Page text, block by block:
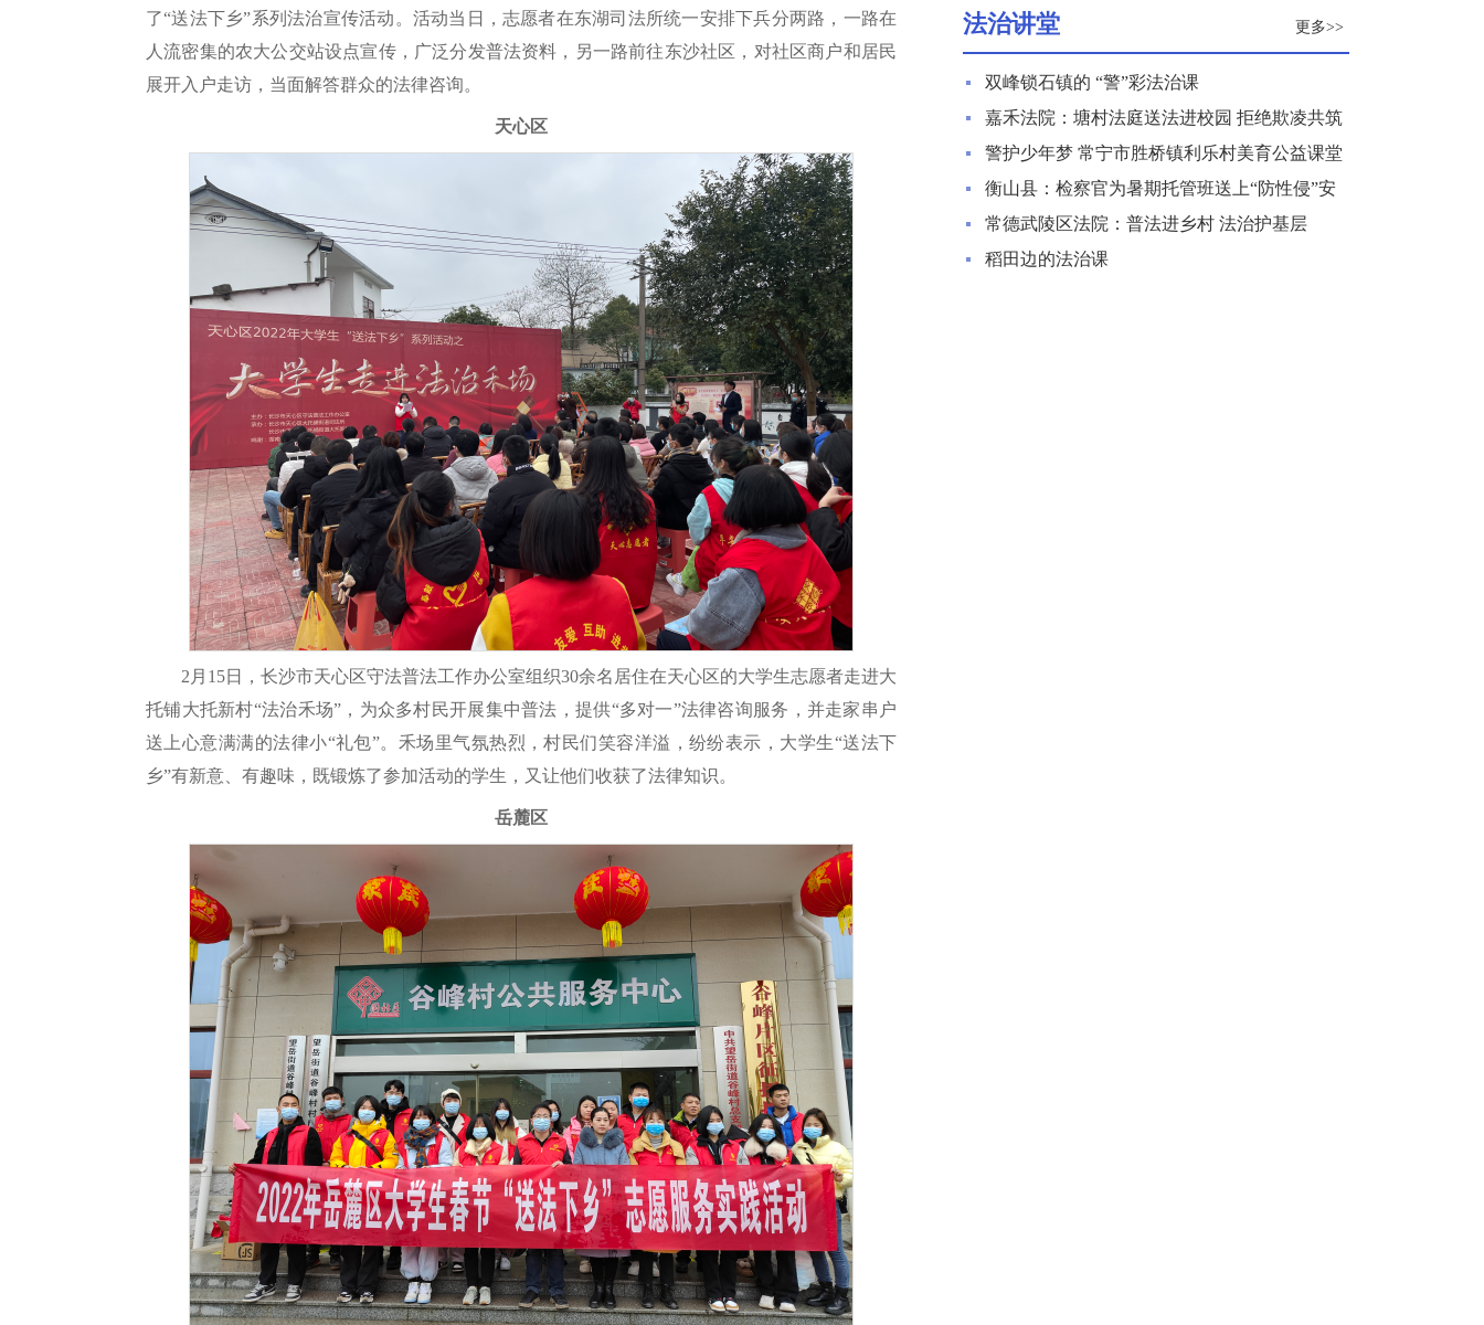
了“送法下乡”系列法治宣传活动。活动当日，志愿者在东湖司法所统一安排下兵分两路，一路在
人流密集的农大公交站设点宣传，广泛分发普法资料，另一路前往东沙社区，对社区商户和居民
展开入户走访，当面解答群众的法律咨询。
天心区
2月15日，长沙市天心区守法普法工作办公室组织30余名居住在天心区的大学生志愿者走进大
托铺大托新村“法治禾场”，为众多村民开展集中普法，提供“多对一”法律咨询服务，并走家串户
送上心意满满的法律小“礼包”。禾场里气氛热烈，村民们笑容洋溢，纷纷表示，大学生“送法下
乡”有新意、有趣味，既锻炼了参加活动的学生，又让他们收获了法律知识。
岳麓区
法治讲堂 更多>>
双峰锁石镇的 “警”彩法治课
嘉禾法院：塘村法庭送法进校园 拒绝欺凌共筑
和谐校园
警护少年梦 常宁市胜桥镇利乐村美育公益课堂
再度开课
衡山县：检察官为暑期托管班送上“防性侵”安
全课
常德武陵区法院：普法进乡村 法治护基层
稻田边的法治课